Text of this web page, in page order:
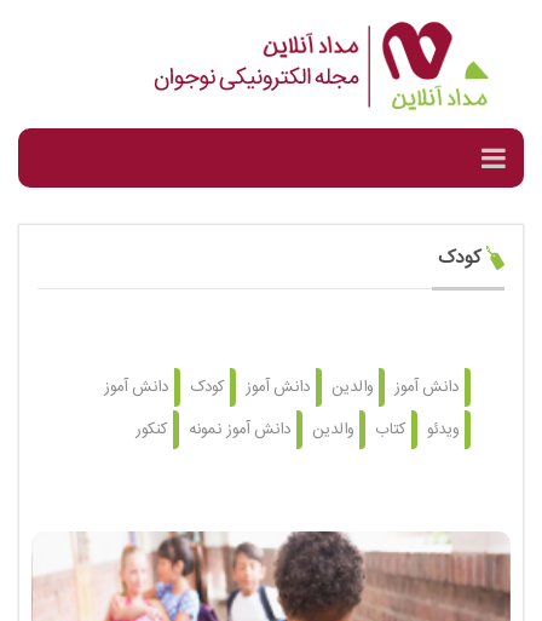
کودک
دانش آموز والدین دانش آموز کودک
دانش آموز
ویدئو
کتاب والدین دانش آموز نمونه کنکور